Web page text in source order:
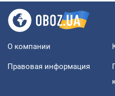
О компании
Правовая информация